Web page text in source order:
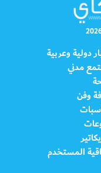
دولية وعربية
مدني
وفن
المستخدم